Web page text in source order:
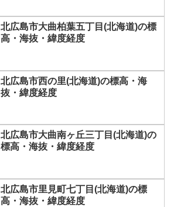
北広島市大曲柏葉五丁目(北海道)の標
高・海抜・緯度経度
北広島市西の里(北海道)の標高・海
抜・緯度経度
北広島市大曲南ヶ丘三丁目(北海道)の
標高・海抜・緯度経度
北広島市里見町七丁目(北海道)の標
高・海抜・緯度経度